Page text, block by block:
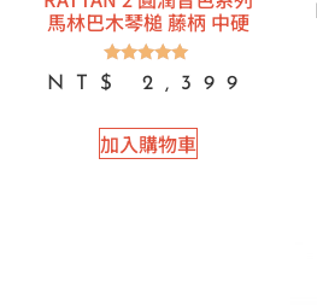
馬林巴木琴槌 藤柄 中硬
評分
5.00
NT$ 2,399
加入購物車